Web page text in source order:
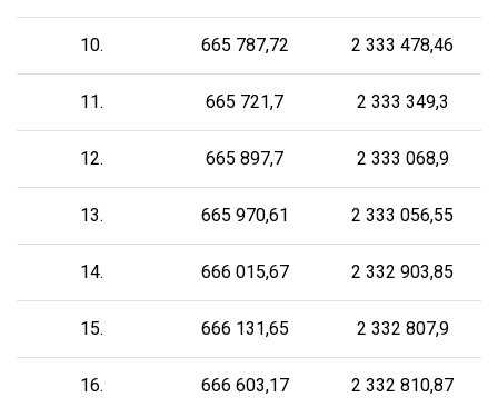
10. 665 787,72 2 333 478,46
11. 665 721,7 2 333 349,3
12. 665 897,7 2 333 068,9
13. 665 970,61 2 333 056,55
14. 666 015,67 2 332 903,85
15. 666 131,65 2 332 807,9
16. 666 603,17 2 332 810,87